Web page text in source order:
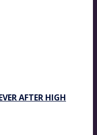
AFTER HIGH